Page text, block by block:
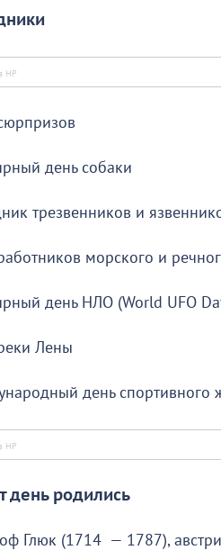
день собаки
трезвенников и
морского и
день НЛО (World UFO
Лены
день спортивного
день родились
Глюк (1714 — 1787),